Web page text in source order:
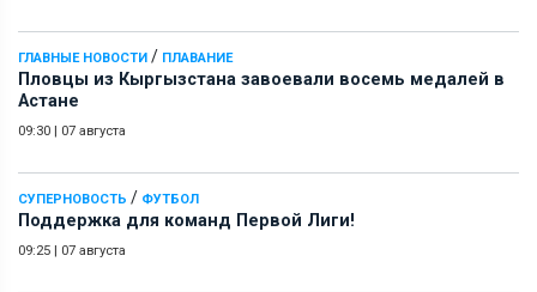
ГЛАВНЫЕ НОВОСТИ / ПЛАВАНИЕ
Пловцы из Кыргызстана завоевали восемь медалей в
Астане
09:30 | 07 августа
СУПЕРНОВОСТЬ / ФУТБОЛ
Поддержка для команд Первой Лиги!
09:25 | 07 августа